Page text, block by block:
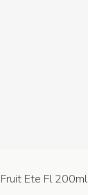
Ete Fl 200ml